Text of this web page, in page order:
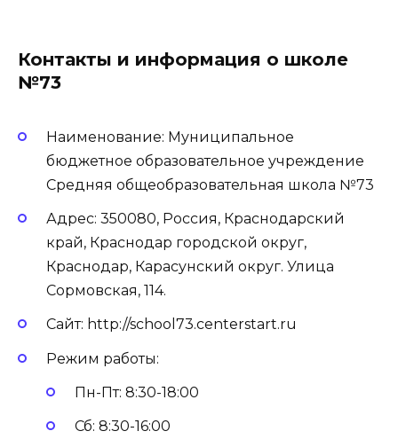
Контакты и информация о школе
№73
Наименование: Муниципальное
бюджетное образовательное учреждение
Средняя общеобразовательная школа №73
Адрес: 350080, Россия, Краснодарский
край, Краснодар городской округ,
Краснодар, Карасунский округ. Улица
Сормовская, 114.
Сайт: http://school73.centerstart.ru
Режим работы:
Пн-Пт: 8:30-18:00
Сб: 8:30-16:00